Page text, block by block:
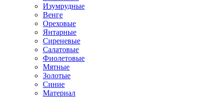
Изумрудные
Венге
Ореховые
Янтарные
Сиреневые
Салатовые
Фиолетовые
Мятные
Золотые
Синие
Материал